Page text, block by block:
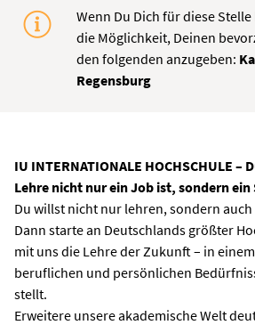
Wenn Du Dich für diese
die Möglichkeit, Deinen
den folgenden anzugeben:
Regensburg
IU INTERNATIONALE HOCHSCHULE –
Lehre nicht nur ein Job ist, sondern
Du willst nicht nur lehren, sondern auch
Dann starte an Deutschlands größter
mit uns die Lehre der Zukunft – in
beruflichen und persönlichen
stellt.
Erweitere unsere akademische Welt